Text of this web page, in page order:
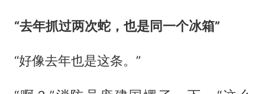
“去年抓过两次蛇，也是同一个冰箱”
“好像去年也是这条。”